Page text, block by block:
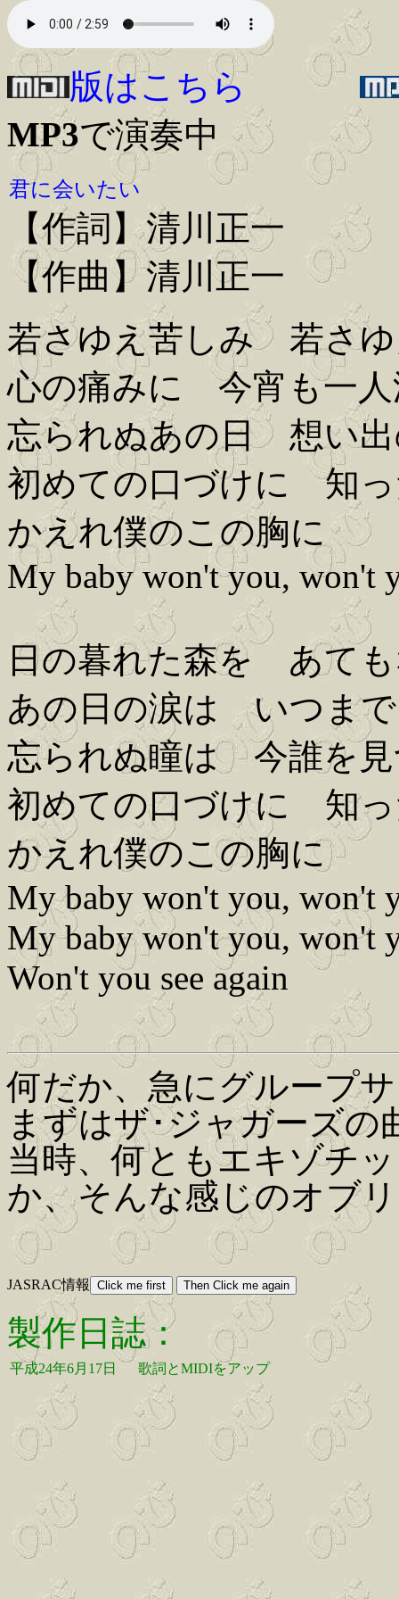
版はこちら
MP3で演奏中
君に会いたい
【作詞】清川正一
【作曲】清川正一
若さゆえ苦しみ 若さ
心の痛みに 今宵も一人
忘られぬあの日 想い出
初めての口づけに 知っ
かえれ僕のこの胸に
My baby won't you, won't
日の暮れた森を あて
あの日の涙は いつま
忘られぬ瞳は 今誰を見
初めての口づけに 知っ
かえれ僕のこの胸に
My baby won't you, won't
My baby won't you, won't
Won't you see again
何だか、急にグループ
まずはザ･ジャガーズの
当時、何ともエキゾチ
か、そんな感じのオブ
JASRAC情報
製作日誌：
平成24年6月17日 歌詞とMIDIをアップ